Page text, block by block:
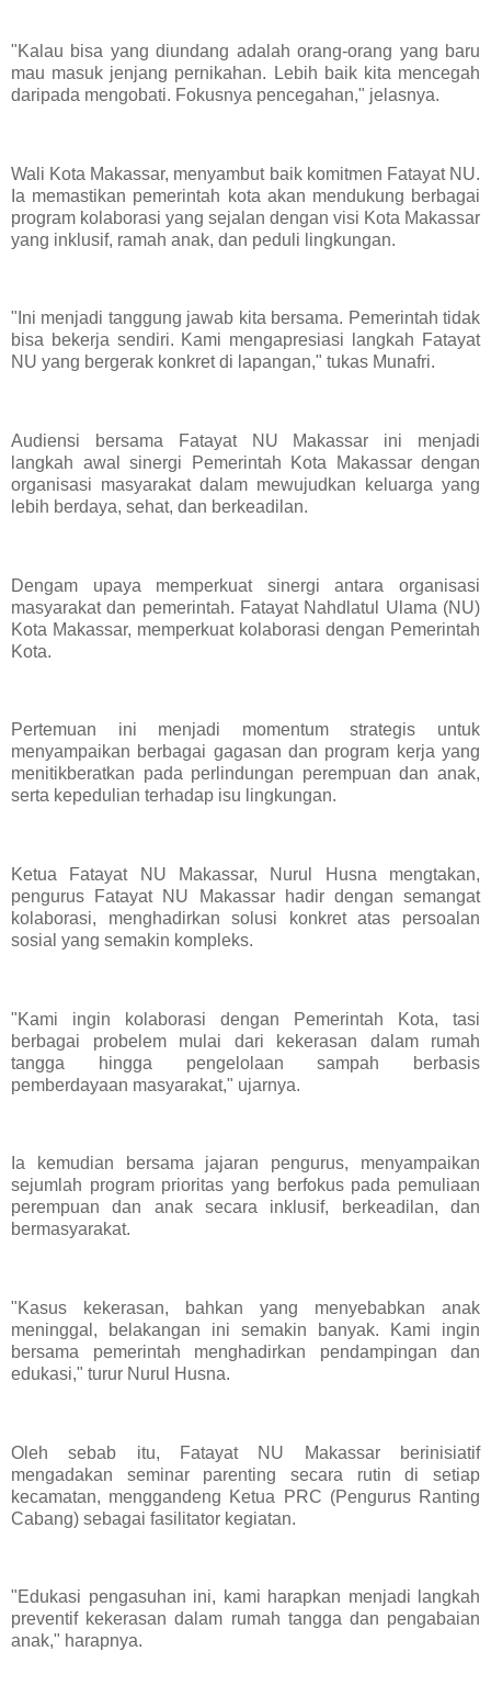
"Kalau bisa yang diundang adalah orang-orang yang baru
mau masuk jenjang pernikahan. Lebih baik kita mencegah
daripada mengobati. Fokusnya pencegahan," jelasnya.
Wali Kota Makassar, menyambut baik komitmen Fatayat NU.
Ia memastikan pemerintah kota akan mendukung berbagai
program kolaborasi yang sejalan dengan visi Kota Makassar
yang inklusif, ramah anak, dan peduli lingkungan.
"Ini menjadi tanggung jawab kita bersama. Pemerintah tidak
bisa bekerja sendiri. Kami mengapresiasi langkah Fatayat
NU yang bergerak konkret di lapangan," tukas Munafri.
Audiensi bersama Fatayat NU Makassar ini menjadi
langkah awal sinergi Pemerintah Kota Makassar dengan
organisasi masyarakat dalam mewujudkan keluarga yang
lebih berdaya, sehat, dan berkeadilan.
Dengam upaya memperkuat sinergi antara organisasi
masyarakat dan pemerintah. Fatayat Nahdlatul Ulama (NU)
Kota Makassar, memperkuat kolaborasi dengan Pemerintah
Kota.
Pertemuan ini menjadi momentum strategis untuk
menyampaikan berbagai gagasan dan program kerja yang
menitikberatkan pada perlindungan perempuan dan anak,
serta kepedulian terhadap isu lingkungan.
Ketua Fatayat NU Makassar, Nurul Husna mengtakan,
pengurus Fatayat NU Makassar hadir dengan semangat
kolaborasi, menghadirkan solusi konkret atas persoalan
sosial yang semakin kompleks.
"Kami ingin kolaborasi dengan Pemerintah Kota, tasi
berbagai probelem mulai dari kekerasan dalam rumah
tangga hingga pengelolaan sampah berbasis
pemberdayaan masyarakat," ujarnya.
Ia kemudian bersama jajaran pengurus, menyampaikan
sejumlah program prioritas yang berfokus pada pemuliaan
perempuan dan anak secara inklusif, berkeadilan, dan
bermasyarakat.
"Kasus kekerasan, bahkan yang menyebabkan anak
meninggal, belakangan ini semakin banyak. Kami ingin
bersama pemerintah menghadirkan pendampingan dan
edukasi," turur Nurul Husna.
Oleh sebab itu, Fatayat NU Makassar berinisiatif
mengadakan seminar parenting secara rutin di setiap
kecamatan, menggandeng Ketua PRC (Pengurus Ranting
Cabang) sebagai fasilitator kegiatan.
"Edukasi pengasuhan ini, kami harapkan menjadi langkah
preventif kekerasan dalam rumah tangga dan pengabaian
anak," harapnya.